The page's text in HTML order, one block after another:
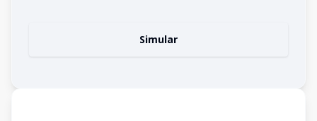
Simular